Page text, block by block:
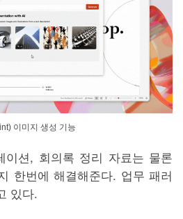
이미지 생성 기능
이션, 회의록 정리 자료는 물론
한번에 해결해준다. 업무 패러
있다.